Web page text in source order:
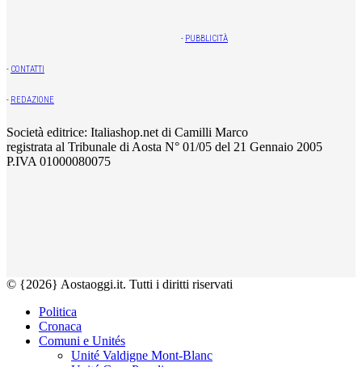
- PUBBLICITÀ
- CONTATTI
- REDAZIONE
Società editrice: Italiashop.net di Camilli Marco
registrata al Tribunale di Aosta N° 01/05 del 21 Gennaio 2005
P.IVA 01000080075
© {2026} Aostaoggi.it. Tutti i diritti riservati
Politica
Cronaca
Comuni e Unités
Unité Valdigne Mont-Blanc